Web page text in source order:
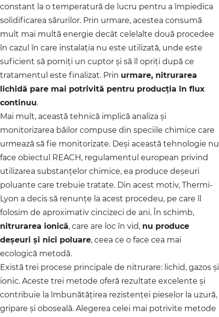
constant la o temperatură de lucru pentru a împiedica
solidificarea sărurilor. Prin urmare, acestea consumă
mult mai multă energie decât celelalte două procedee
în cazul în care instalația nu este utilizată, unde este
suficient să porniți un cuptor și să îl opriți după ce
tratamentul este finalizat. Prin urmare, nitrurarea
lichidă pare mai potrivită pentru producția în flux
continuu.
Mai mult, această tehnică implică analiza și
monitorizarea băilor compuse din speciile chimice care
urmează să fie monitorizate. Deși această tehnologie nu
face obiectul REACH, regulamentul european privind
utilizarea substanțelor chimice, ea produce deșeuri
poluante care trebuie tratate. Din acest motiv, Thermi-
Lyon a decis să renunțe la acest procedeu, pe care îl
folosim de aproximativ cincizeci de ani. În schimb,
nitrurarea ionică, care are loc în vid, nu produce
deșeuri și nici poluare, ceea ce o face cea mai
ecologică metodă.
Există trei procese principale de nitrurare: lichid, gazos și
ionic. Aceste trei metode oferă rezultate excelente și
contribuie la îmbunătățirea rezistenței pieselor la uzură,
gripare și oboseală. Alegerea celei mai potrivite metode